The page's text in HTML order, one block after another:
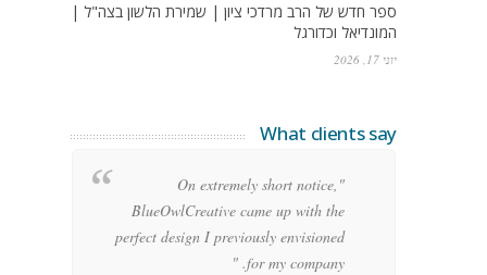
ספר חדש של הרב מרדכי ציון | שמירת הלשון בצה"ל |
המונדיאל וכדורגל
יוני 17, 2026
What clients say
"On extremely short notice,
BlueOwlCreative came up with the
perfect design I previously envisioned
for my company. "